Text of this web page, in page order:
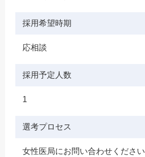
採用希望時期
応相談
採用予定人数
1
選考プロセス
女性医局にお問い合わせください